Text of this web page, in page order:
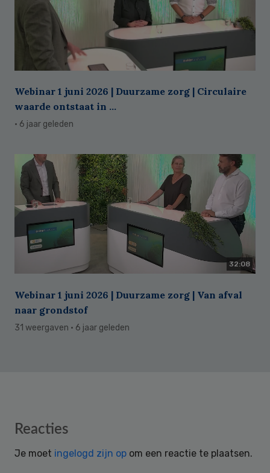
Webinar 1 juni 2026 | Duurzame zorg | Circulaire
waarde ontstaat in ...
· 6 jaar geleden
32:08
Webinar 1 juni 2026 | Duurzame zorg | Van afval
naar grondstof
31 weergaven · 6 jaar geleden
Reader
Reacties
Je moet ingelogd zijn op om een reactie te plaatsen.